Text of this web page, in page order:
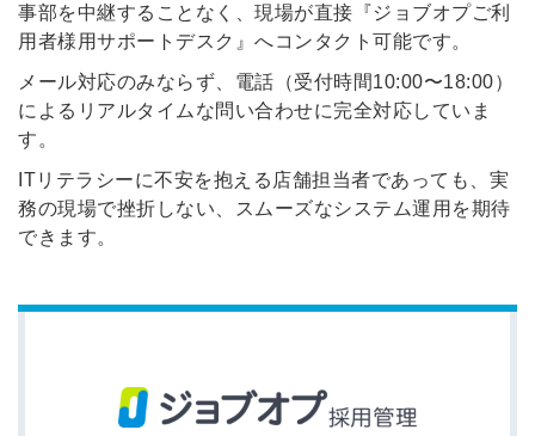
事部を中継することなく、現場が直接『ジョブオプご利
用者様用サポートデスク』へコンタクト可能です。
メール対応のみならず、電話（受付時間10:00〜18:00）
によるリアルタイムな問い合わせに完全対応していま
す。
ITリテラシーに不安を抱える店舗担当者であっても、実
務の現場で挫折しない、スムーズなシステム運用を期待
できます。